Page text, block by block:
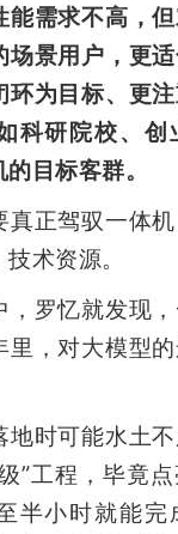
能需求不高，
场景用户，更
环为目标、更
科研院校、创
目标客群。
真正驾驭一体
术资源。
，罗忆就发现
里，对大模型
地时可能水土
”工程，毕竟
半小时就能完